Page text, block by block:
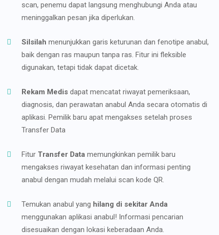
scan, penemu dapat langsung menghubungi Anda atau
meninggalkan pesan jika diperlukan.
Silsilah menunjukkan garis keturunan dan fenotipe anabul,
baik dengan ras maupun tanpa ras. Fitur ini fleksible
digunakan, tetapi tidak dapat dicetak.
Rekam Medis dapat mencatat riwayat pemeriksaan,
diagnosis, dan perawatan anabul Anda secara otomatis di
aplikasi. Pemilik baru apat mengakses setelah proses
Transfer Data
Fitur Transfer Data memungkinkan pemilik baru
mengakses riwayat kesehatan dan informasi penting
anabul dengan mudah melalui scan kode QR.
Temukan anabul yang hilang di sekitar Anda
menggunakan aplikasi anabul! Informasi pencarian
disesuaikan dengan lokasi keberadaan Anda.